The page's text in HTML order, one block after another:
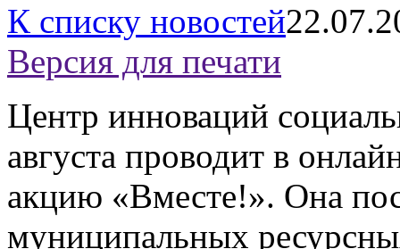
К списку новостей
Версия для печати
Центр инноваций
августа проводит в
акцию «Вместе!». Она
муниципальных